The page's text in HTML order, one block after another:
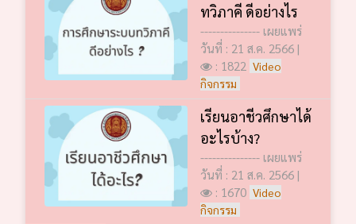
ทวิภาคี ดีอย่างไร
--------------- เผยแพร่
วันที่ : 21 ส.ค. 2566 |
: 1822 Video
กิจกรรม
เรียนอาชีวศึกษาได้
อะไรบ้าง?
--------------- เผยแพร่
วันที่ : 21 ส.ค. 2566 |
: 1670 Video
กิจกรรม